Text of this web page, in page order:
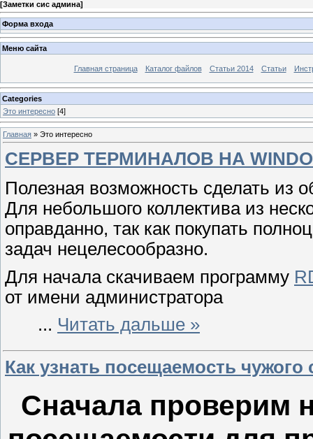
[Заметки сис админа]
Форма входа
Меню сайта
Главная страница Каталог файлов Статьи 2014 Статьи
Categories
Это интересно [4]
Главная » Это интересно
СЕРВЕР ТЕРМИНАЛОВ НА
Полезная возможность сделать из
Для небольшого коллектива из
оправданно, так как покупать
задач нецелесообразно.
Для начала скачиваем программу
от имени администратора
... Читать дальше »
Как узнать посещаемость
Сначала проверим